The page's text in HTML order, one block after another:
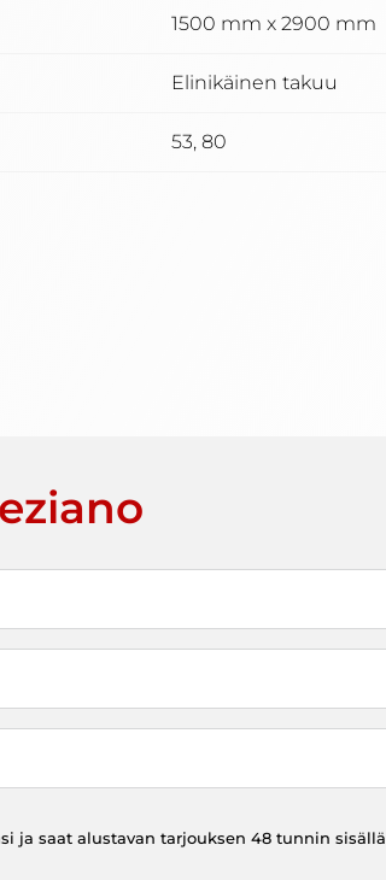
1500 mm x 2900 mm
Elinikäinen takuu
53, 80
ja saat alustavan tarjouksen 48 tunnin sisällä